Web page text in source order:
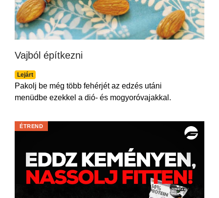
Vajból építkezni
Lejárt
Pakolj be még több fehérjét az edzés utáni
menüdbe ezekkel a dió- és mogyoróvajakkal.
ÉTREND